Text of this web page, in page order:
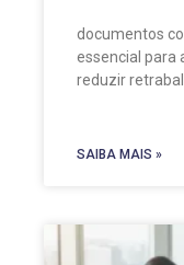
documentos
essencial para
reduzir
SAIBA MAIS »